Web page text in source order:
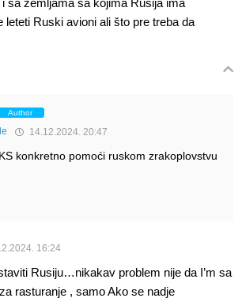
sa zemljama sa kojima Rusija ima
leteti Ruski avioni ali što pre treba da
Author
14.12.2024. 20:47
konkretno pomoći ruskom zrakoplovstvu
16:24
Rusiju…nikakav problem nije da I’m sa
rasturanje , samo Ako se nadje